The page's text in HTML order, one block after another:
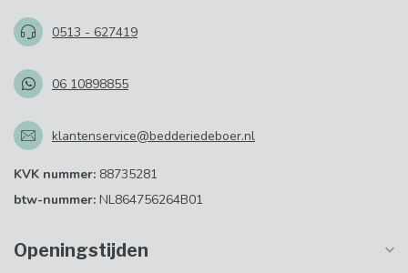
0513 - 627419
06 10898855
klantenservice@bedderiedeboer.nl
KVK nummer: 88735281
btw-nummer: NL864756264B01
Openingstijden